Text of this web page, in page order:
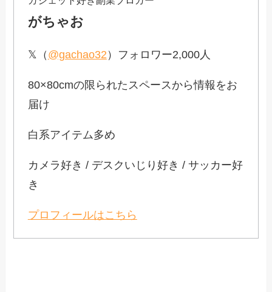
がちゃお
𝕏（ @gachao32 ）フォロワー2,000人
80×80cmの限られたスペースから情報をお
届け
白系アイテム多め
カメラ好き / デスクいじり好き / サッカー好
き
プロフィールはこちら